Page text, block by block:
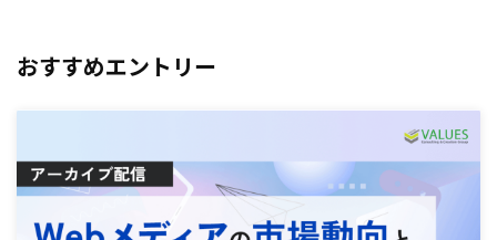
おすすめエントリー